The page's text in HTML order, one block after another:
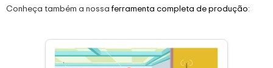
Conheça também a nossaferramenta completa de produção: